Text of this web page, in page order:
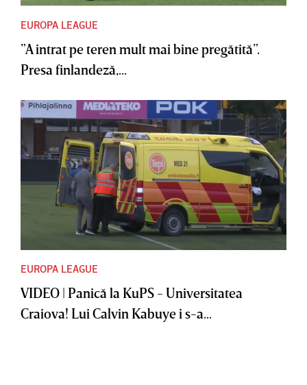
EUROPA LEAGUE
”A intrat pe teren mult mai bine pregătită”.
Presa finlandeză,...
EUROPA LEAGUE
VIDEO | Panică la KuPS - Universitatea
Craiova! Lui Calvin Kabuye i s-a...